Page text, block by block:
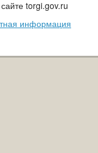
torgi.gov.ru
информация